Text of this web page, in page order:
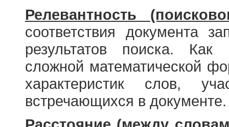
Релевантность
соответствия документа
результатов поиска.
сложной математической
характеристик слов,
встречающихся в документе.